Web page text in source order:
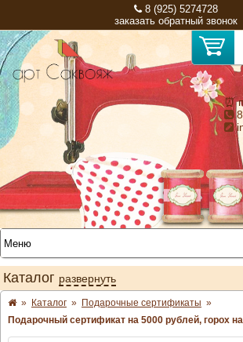
8 (925) 5274728
заказать обратный звонок
⏰
8
Каталог развернуть
» Каталог » Подарочные сертификаты »
Подарочный сертификат на 5000 рублей, горох